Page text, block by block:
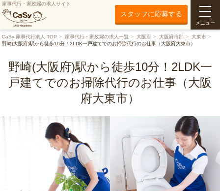
家事代行・家政婦の求人サイト
スタッフに応募する
メニュー
CaSy 家事代行求人 TOP 家事代行・家政婦の求人一覧 大阪府 大阪府市部
大東市
野崎(大阪府)駅から徒歩10分！2LDK一戸建てでのお掃除代行のお仕事（大阪府大東市）
野崎(大阪府)駅から徒歩10分！2LDK一
戸建てでのお掃除代行のお仕事（大阪
府大東市）